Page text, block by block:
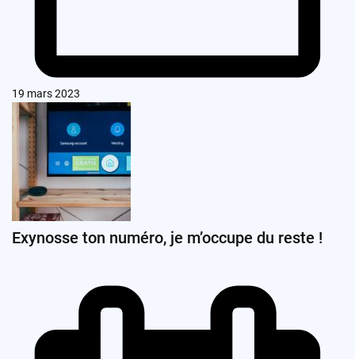
19 mars 2023
Exynosse ton numéro, je m’occupe du reste !